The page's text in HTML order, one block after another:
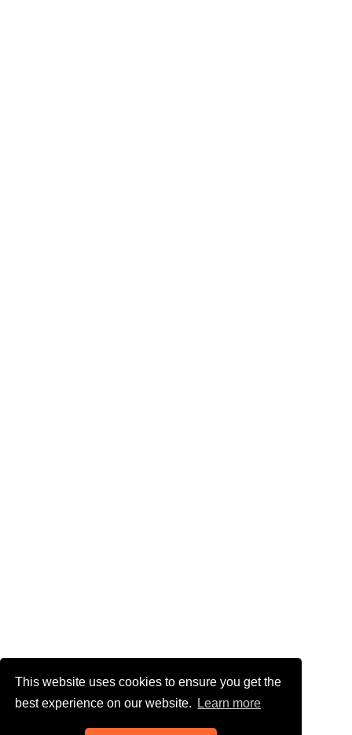
This website uses cookies to ensure you get the
best experience on our website.
Learn more